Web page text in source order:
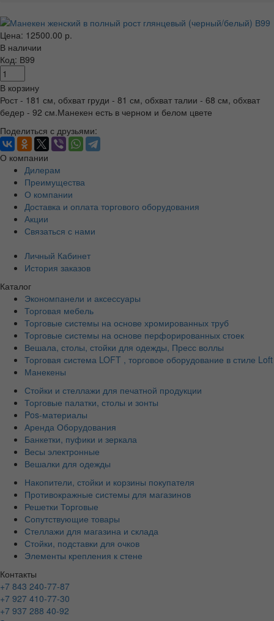
Цена: 12500.00 р.
В наличии
Код: В99
В корзину
Рост - 181 см, обхват груди - 81 см, обхват талии - 68 см, обхват
бедер - 92 см.Манекен есть в черном и белом цвете
Поделиться с друзьями:
О компании
Дилерам
Преимущества
О компании
Доставка и оплата торгового оборудования
Акции
Связаться с нами
Личный Кабинет
История заказов
Каталог
Экономпанели и аксессуары
Торговая мебель
Торговые системы на основе хромированных труб
Торговые системы на основе перфорированных стоек
Вешала, столы, стойки для одежды, Пресс воллы
Торговая система LOFT , торговое оборудование в стиле Loft
Манекены
Стойки и стеллажи для печатной продукции
Торговые палатки, столы и зонты
Pos-материалы
Аренда Оборудования
Банкетки, пуфики и зеркала
Весы электронные
Вешалки для одежды
Накопители, стойки и корзины покупателя
Противокражные системы для магазинов
Решетки Торговые
Сопутствующие товары
Стеллажи для магазина и склада
Стойки, подставки для очков
Элементы крепления к стене
Контакты
+7 843 240-77-87
+7 927 410-77-30
+7 937 288 40-92